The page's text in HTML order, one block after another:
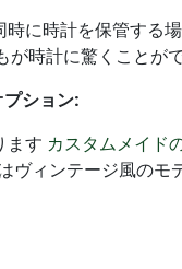
に時計を保管する
時計に驚くことがで
ション:
ます カスタムメイド
ヴィンテージ風のモ